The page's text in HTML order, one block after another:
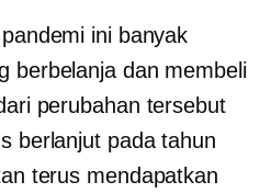
ini banyak
berbelanja dan membeli
perubahan tersebut
berlanjut pada tahun
terus mendapatkan